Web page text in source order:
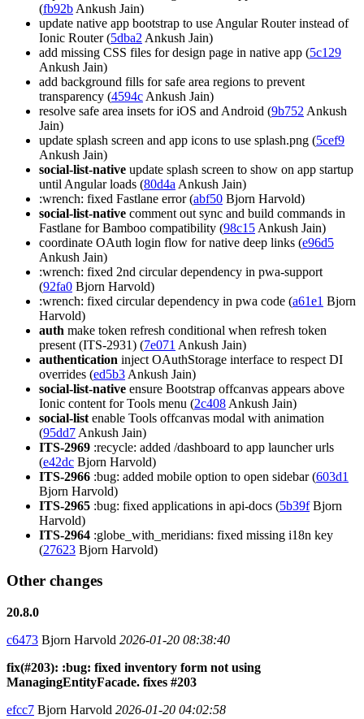
(fb92b Ankush Jain)
update native app bootstrap to use Angular Router instead of
Ionic Router (5dba2 Ankush Jain)
add missing CSS files for design page in native app (5c129
Ankush Jain)
add background fills for safe area regions to prevent
transparency (4594c Ankush Jain)
resolve safe area insets for iOS and Android (9b752 Ankush
Jain)
update splash screen and app icons to use splash.png (5cef9
Ankush Jain)
social-list-native update splash screen to show on app startup
until Angular loads (80d4a Ankush Jain)
:wrench: fixed Fastlane error (abf50 Bjorn Harvold)
social-list-native comment out sync and build commands in
Fastlane for Bamboo compatibility (98c15 Ankush Jain)
coordinate OAuth login flow for native deep links (e96d5
Ankush Jain)
:wrench: fixed 2nd circular dependency in pwa-support
(92fa0 Bjorn Harvold)
:wrench: fixed circular dependency in pwa code (a61e1 Bjorn
Harvold)
auth make token refresh conditional when refresh token
present (ITS-2931) (7e071 Ankush Jain)
authentication inject OAuthStorage interface to respect DI
overrides (ed5b3 Ankush Jain)
social-list-native ensure Bootstrap offcanvas appears above
Ionic content for Tools menu (2c408 Ankush Jain)
social-list enable Tools offcanvas modal with animation
(95dd7 Ankush Jain)
ITS-2969 :recycle: added /dashboard to app launcher urls
(e42dc Bjorn Harvold)
ITS-2966 :bug: added mobile option to open sidebar (603d1
Bjorn Harvold)
ITS-2965 :bug: fixed applications in api-docs (5b39fBjorn
Harvold)
ITS-2964 :globe_with_meridians: fixed missing i18n key
(27623 Bjorn Harvold)
Other changes
20.8.0
c6473 Bjorn Harvold 2026-01-20 08:38:40
fix(#203): :bug: fixed inventory form not using
ManagingEntityFacade. fixes #203
efcc7 Bjorn Harvold 2026-01-20 04:02:58